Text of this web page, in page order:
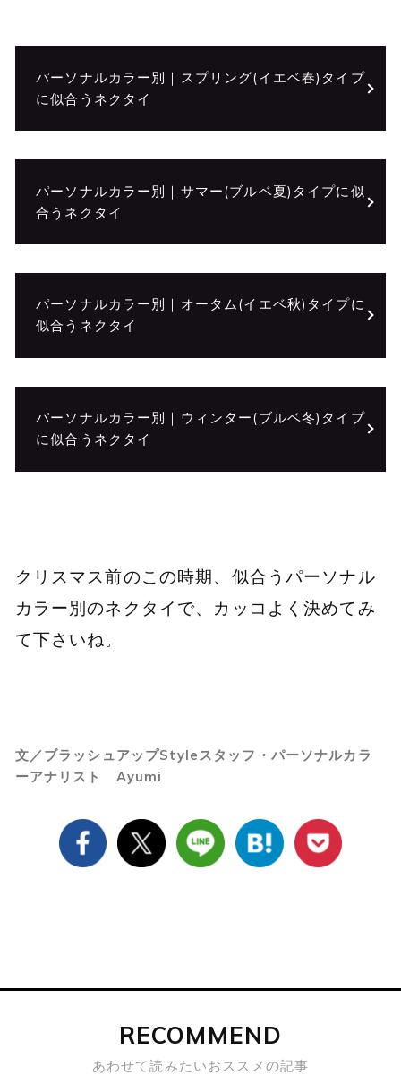
パーソナルカラー別｜スプリング(イエベ春)タイプ
に似合うネクタイ
パーソナルカラー別｜サマー(ブルベ夏)タイプに似
合うネクタイ
パーソナルカラー別｜オータム(イエベ秋)タイプに
似合うネクタイ
パーソナルカラー別｜ウィンター(ブルベ冬)タイプ
に似合うネクタイ
クリスマス前のこの時期、似合うパーソナル
カラー別のネクタイで、カッコよく決めてみ
て下さいね。
文／ブラッシュアップStyleスタッフ・パーソナルカラ
ーアナリスト Ayumi
RECOMMEND
あわせて読みたいおススメの記事